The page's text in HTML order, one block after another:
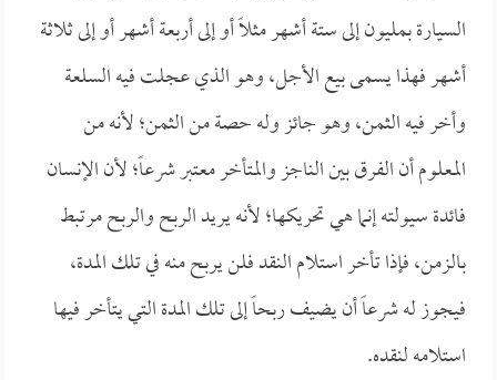
السيارة بمليون إلى ستة أشهر مثلاً أو إلى أربعة أشهر أو إلى ثلاثة
أشهر فهذا يسمى بيع الأجل، وهو الذي عجلت فيه السلعة
وأخر فيه الثمن، وهو جائز وله حصة من الثمن؛ لأنه من
المعلوم أن الفرق بين الناجز والمتأخر معتبر شرعاً؛ لأن الإنسان
فائدة سيولته إنما هي تحريكها؛ لأنه يريد الربح والربح مرتبط
بالزمن، فإذا تأخر استلام النقد فلن يربح منه في تلك المدة،
فيجوز له شرعاً أن يضيف ربحاً إلى تلك المدة التي يتأخر فيها
استلامه لنقده.